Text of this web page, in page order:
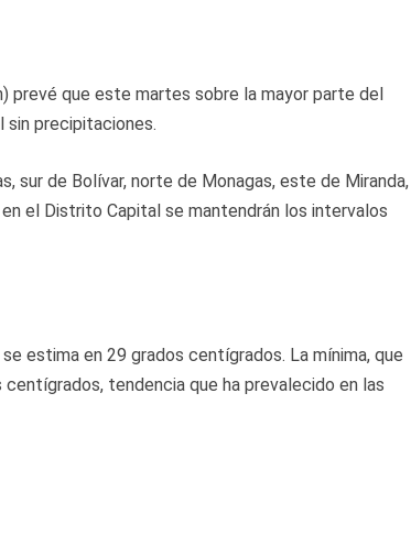
prevé que este martes sobre la mayor parte del
sin precipitaciones.
sur de Bolívar, norte de Monagas, este de Miranda,
el Distrito Capital se mantendrán los intervalos
estima en 29 grados centígrados. La mínima, que
tendencia que ha prevalecido en las